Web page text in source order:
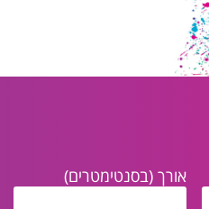
אורך (בסנטימטרים)